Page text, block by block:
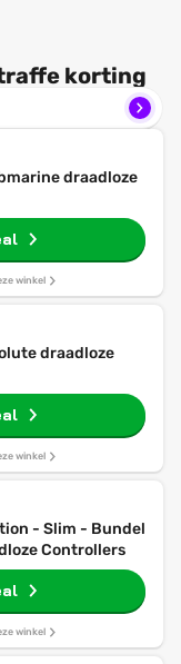
korting
draadloze
winkel
draadloze
winkel
- Slim - Bundel
Controllers
winkel